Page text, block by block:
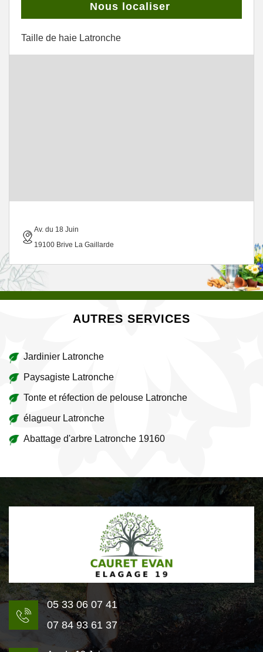
Nous localiser
Taille de haie Latronche
Av. du 18 Juin
19100 Brive La Gaillarde
AUTRES SERVICES
Jardinier Latronche
Paysagiste Latronche
Tonte et réfection de pelouse Latronche
élagueur Latronche
Abattage d'arbre Latronche 19160
05 33 06 07 41
07 84 93 61 37